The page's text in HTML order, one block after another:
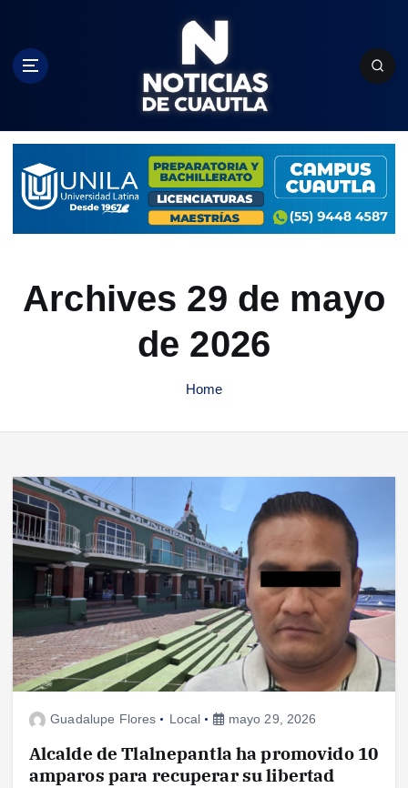
c
Archives 29 de mayo
de 2026
Home
Guadalupe Flores Local mayo 29, 2026
Alcalde de Tlalnepantla ha promovido 10
amparos para recuperar su libertad